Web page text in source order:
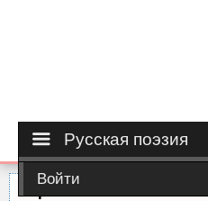
Русская поэзия
Войти